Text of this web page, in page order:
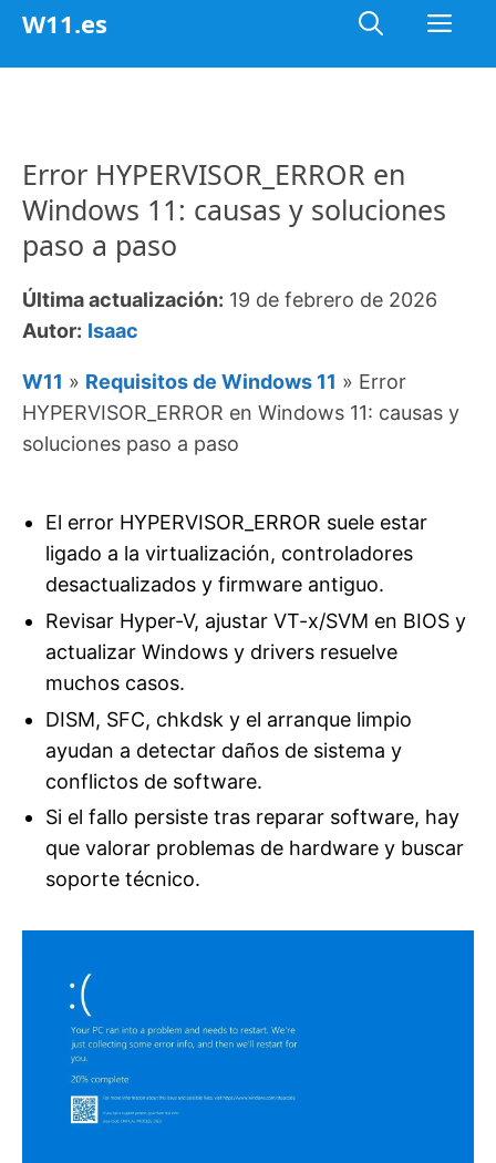
Saltar
W11.es
Error HYPERVISOR_ERROR en
Windows 11: causas y soluciones
paso a paso
Última actualización: 19 de febrero de 2026
Autor: Isaac
W11 » Requisitos de Windows 11 » Error
HYPERVISOR_ERROR en Windows 11: causas y
soluciones paso a paso
El error HYPERVISOR_ERROR suele estar
ligado a la virtualización, controladores
desactualizados y firmware antiguo.
Revisar Hyper-V, ajustar VT-x/SVM en BIOS y
actualizar Windows y drivers resuelve
muchos casos.
DISM, SFC, chkdsk y el arranque limpio
ayudan a detectar daños de sistema y
conflictos de software.
Si el fallo persiste tras reparar software, hay
que valorar problemas de hardware y buscar
soporte técnico.